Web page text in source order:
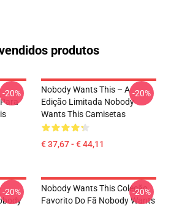
produtos
-20%
Nobody Wants This – A
Edição Limitada Nobody
Wants This Camisetas
€ 37,67 - € 44,11
-20%
-20%
Nobody Wants This Coleção
Favorito Do Fã Nobody Wants
-20%